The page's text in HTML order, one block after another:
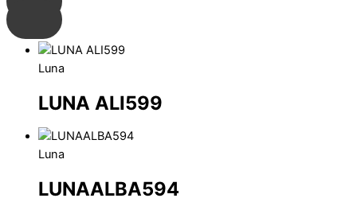
Luna
LUNA ALI599
Luna
LUNAALBA594